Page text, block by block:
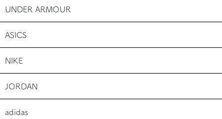
UNDER ARMOUR
ASICS
NIKE
JORDAN
adidas